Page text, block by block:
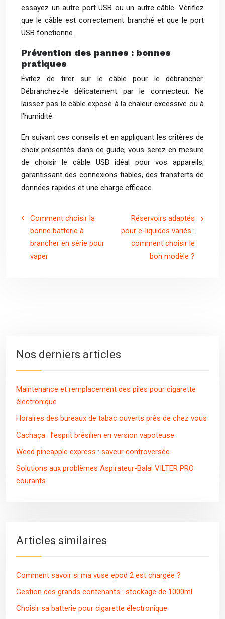
essayez un autre port USB ou un autre câble. Vérifiez
que le câble est correctement branché et que le port
USB fonctionne.
Prévention des pannes : bonnes
pratiques
Évitez de tirer sur le câble pour le débrancher.
Débranchez-le délicatement par le connecteur. Ne
laissez pas le câble exposé à la chaleur excessive ou à
l’humidité.
En suivant ces conseils et en appliquant les critères de
choix présentés dans ce guide, vous serez en mesure
de choisir le câble USB idéal pour vos appareils,
garantissant des connexions fiables, des transferts de
données rapides et une charge efficace.
Comment choisir la
bonne batterie à
brancher en série pour
vaper
Réservoirs adaptés
pour e-liquides variés :
comment choisir le
bon modèle ?
Nos derniers articles
Maintenance et remplacement des piles pour cigarette
électronique
Horaires des bureaux de tabac ouverts près de chez vous
Cachaça : l’esprit brésilien en version vapoteuse
Weed pineapple express : saveur controversée
Solutions aux problèmes Aspirateur-Balai VILTER PRO
courants
Articles similaires
Comment savoir si ma vuse epod 2 est chargée ?
Gestion des grands contenants : stockage de 1000ml
Choisir sa batterie pour cigarette électronique